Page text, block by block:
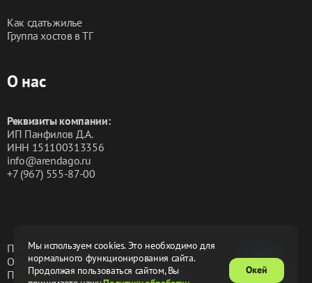
Мы используем cookies. Это необходимо для
нормального функционирования сайта.
Продолжая пользоваться сайтом, Вы
Окей
Как сдать жилье
Группа хостов в ТГ
О нас
Реквизиты компании:
ИП Панфилов Д.А.
ИНН 151100313356
info@arendago.ru
+7 (967) 555-87-00
Политика конфиденциальности
Обработка персональных данных
Пользовательское соглашениеОферта